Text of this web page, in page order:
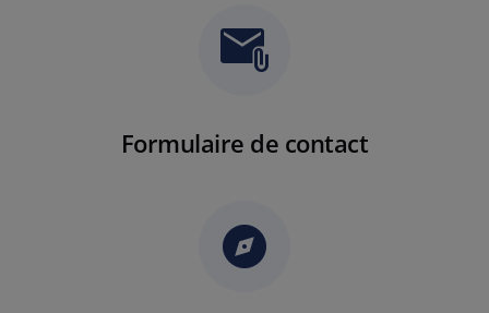
Formulaire de contact